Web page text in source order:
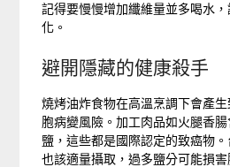
記得要慢慢增加纖維量並多喝水
化。
避開隱藏的健康殺手
燒烤油炸食物在高溫烹調下會產
胞病變風險。加工肉品如火腿香
鹽，這些都是國際認定的致癌物
也該適量攝取，過多鹽分可能損